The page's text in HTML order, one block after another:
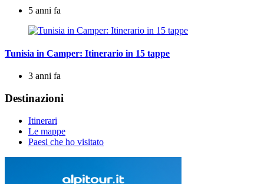
5 anni fa
Tunisia in Camper: Itinerario in 15 tappe
3 anni fa
Destinazioni
Itinerari
Le mappe
Paesi che ho visitato